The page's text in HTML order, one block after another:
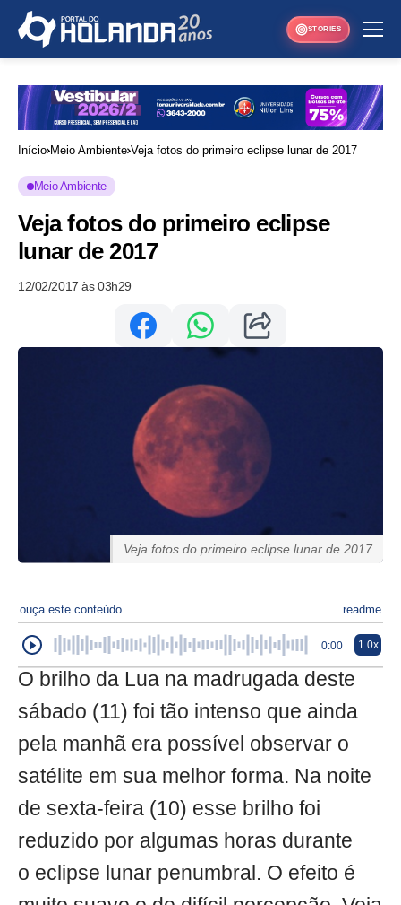
STORIES
Início Meio Ambiente Veja fotos do primeiro eclipse lunar de 2017
Meio Ambiente
Veja fotos do primeiro eclipse
lunar de 2017
12/02/2017 às 03h29
Veja fotos do primeiro eclipse lunar de 2017
ouça este conteúdo readme
0:00 1.0x
O brilho da Lua na madrugada deste
sábado (11) foi tão intenso que ainda
pela manhã era possível observar o
satélite em sua melhor forma. Na noite
de sexta-feira (10) esse brilho foi
reduzido por algumas horas durante
o eclipse lunar penumbral. O efeito é